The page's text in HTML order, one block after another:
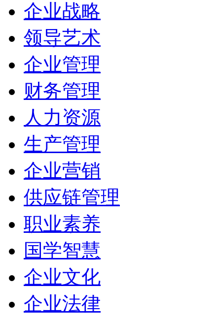
企业战略
领导艺术
企业管理
财务管理
人力资源
生产管理
企业营销
供应链管理
职业素养
国学智慧
企业文化
企业法律